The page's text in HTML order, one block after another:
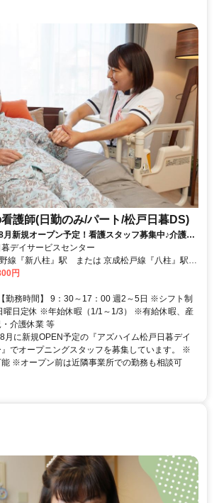
護師(日勤のみ/パート/松戸日暮DS)
月新規オープン予定！看護スタッフ募集中♪介護業
9：30～17：00/週2～5日！WワークOK◎
デイサービスセンター
円
勤務時間】 9：30～17：00 週2～5日 ※シフト制
曜日定休 ※年始休暇（1/1～1/3） ※有給休暇、産
介護休業 等
月に新規OPEN予定の『アズハイム松戸日暮デイ
でオープニングスタッフを募集しています。 ※
能 ※オープン前は近隣事業所での勤務も相談可